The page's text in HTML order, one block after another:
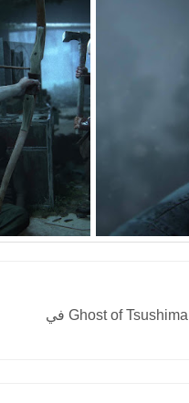
نفاذ مخزون لعبة Ghost of Tsushima في